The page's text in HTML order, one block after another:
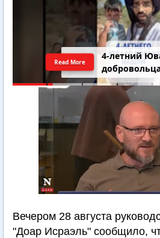
4-летний
Read More
Вечером 28 августа
"Доар Исраэль" сообщило,